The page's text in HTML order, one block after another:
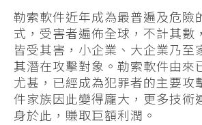
勒索軟件近年成為最普遍及危險
式，受害者遍佈全球，不計其數
皆受其害，小企業、大企業乃至
其潛在攻擊對象。勒索軟件由來
尤甚，已經成為犯罪者的主要攻
件家族因此變得龐大，更多技術
身於此，賺取巨額利潤。